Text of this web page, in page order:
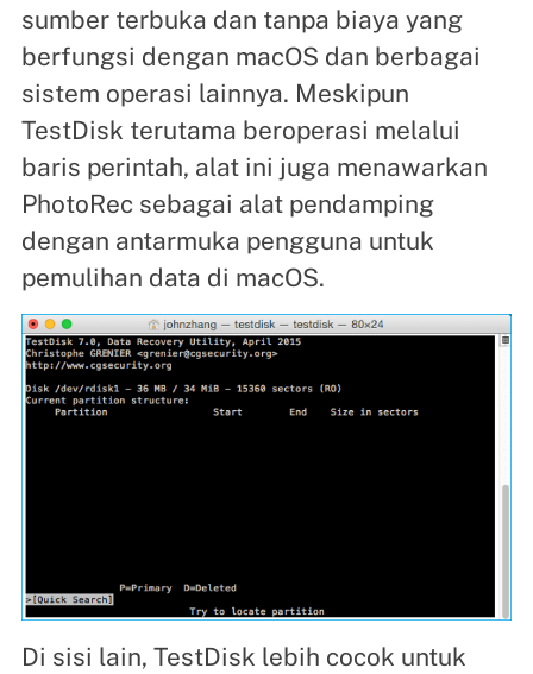
sumber terbuka dan tanpa biaya yang
berfungsi dengan macOS dan berbagai
sistem operasi lainnya. Meskipun
TestDisk terutama beroperasi melalui
baris perintah, alat ini juga menawarkan
PhotoRec sebagai alat pendamping
dengan antarmuka pengguna untuk
pemulihan data di macOS.
Di sisi lain, TestDisk lebih cocok untuk